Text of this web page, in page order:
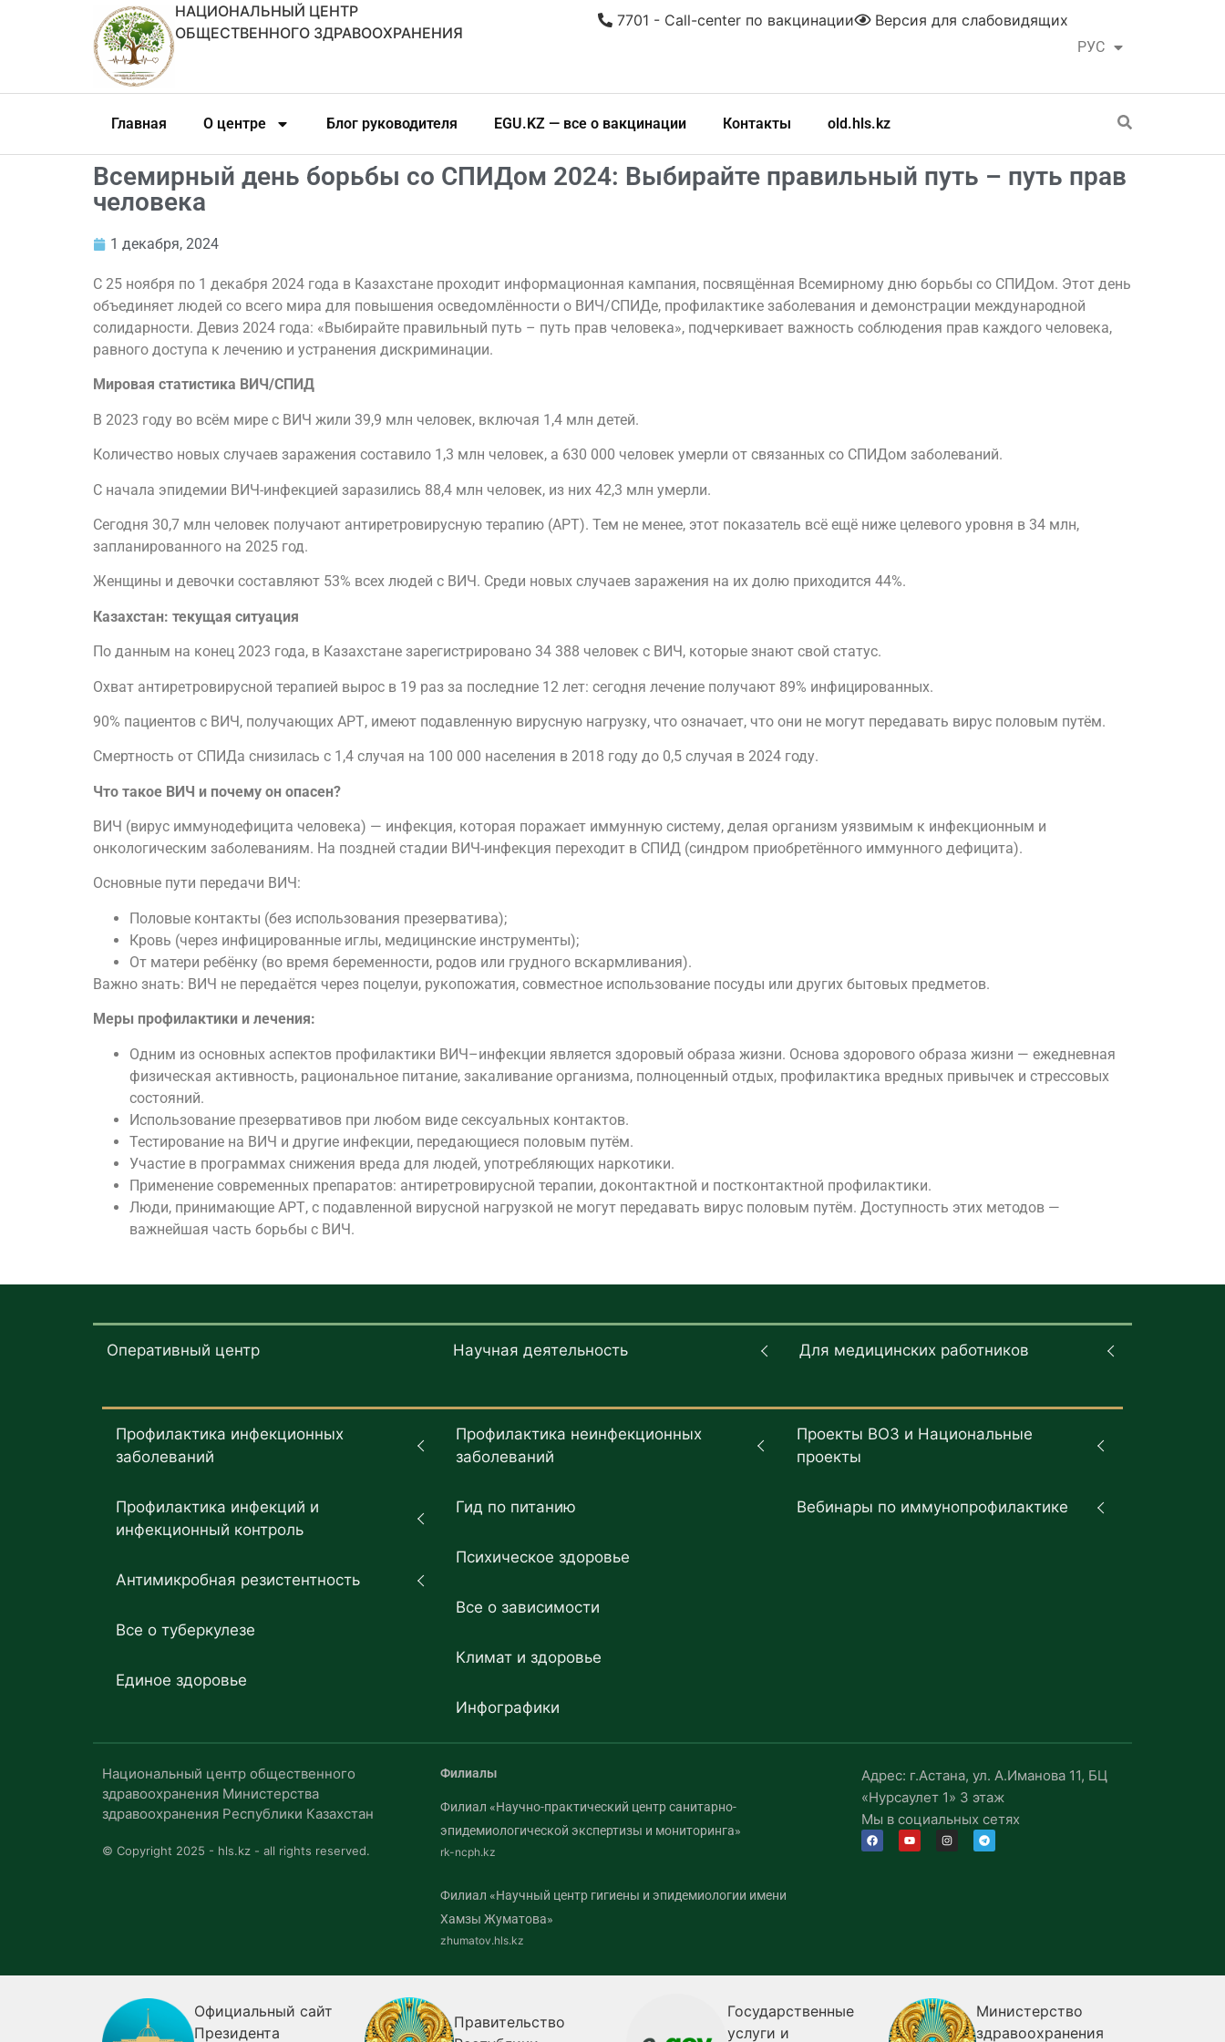
НАЦИОНАЛЬНЫЙ ЦЕНТР
ОБЩЕСТВЕННОГО ЗДРАВООХРАНЕНИЯ
РУС
ҚАЗ
Версия для слабовидящих
7701 - Call-center по вакцинации
Главная О центре Блог руководителя EGU.KZ — все о вакцинации Контакты old.hls.kz
Всемирный день борьбы со СПИДом 2024: Выбирайте правильный путь – путь прав
человека
1 декабря, 2024
С 25 ноября по 1 декабря 2024 года в Казахстане проходит информационная кампания, посвящённая Всемирному дню борьбы со СПИДом. Этот день
объединяет людей со всего мира для повышения осведомлённости о ВИЧ/СПИДе, профилактике заболевания и демонстрации международной
солидарности. Девиз 2024 года: «Выбирайте правильный путь – путь прав человека», подчеркивает важность соблюдения прав каждого человека,
равного доступа к лечению и устранения дискриминации.
Мировая статистика ВИЧ/СПИД
В 2023 году во всём мире с ВИЧ жили 39,9 млн человек, включая 1,4 млн детей.
Количество новых случаев заражения составило 1,3 млн человек, а 630 000 человек умерли от связанных со СПИДом заболеваний.
С начала эпидемии ВИЧ-инфекцией заразились 88,4 млн человек, из них 42,3 млн умерли.
Сегодня 30,7 млн человек получают антиретровирусную терапию (АРТ). Тем не менее, этот показатель всё ещё ниже целевого уровня в 34 млн,
запланированного на 2025 год.
Женщины и девочки составляют 53% всех людей с ВИЧ. Среди новых случаев заражения на их долю приходится 44%.
Казахстан: текущая ситуация
По данным на конец 2023 года, в Казахстане зарегистрировано 34 388 человек с ВИЧ, которые знают свой статус.
Охват антиретровирусной терапией вырос в 19 раз за последние 12 лет: сегодня лечение получают 89% инфицированных.
90% пациентов с ВИЧ, получающих АРТ, имеют подавленную вирусную нагрузку, что означает, что они не могут передавать вирус половым путём.
Смертность от СПИДа снизилась с 1,4 случая на 100 000 населения в 2018 году до 0,5 случая в 2024 году.
Что такое ВИЧ и почему он опасен?
ВИЧ (вирус иммунодефицита человека) — инфекция, которая поражает иммунную систему, делая организм уязвимым к инфекционным и
онкологическим заболеваниям. На поздней стадии ВИЧ-инфекция переходит в СПИД (синдром приобретённого иммунного дефицита).
Основные пути передачи ВИЧ:
Половые контакты (без использования презерватива);
Кровь (через инфицированные иглы, медицинские инструменты);
От матери ребёнку (во время беременности, родов или грудного вскармливания).
Важно знать: ВИЧ не передаётся через поцелуи, рукопожатия, совместное использование посуды или других бытовых предметов.
Меры профилактики и лечения:
Одним из основных аспектов профилактики ВИЧ–инфекции является здоровый образа жизни. Основа здорового образа жизни — ежедневная
физическая активность, рациональное питание, закаливание организма, полноценный отдых, профилактика вредных привычек и стрессовых
состояний.
Использование презервативов при любом виде сексуальных контактов.
Тестирование на ВИЧ и другие инфекции, передающиеся половым путём.
Участие в программах снижения вреда для людей, употребляющих наркотики.
Применение современных препаратов: антиретровирусной терапии, доконтактной и постконтактной профилактики.
Люди, принимающие АРТ, с подавленной вирусной нагрузкой не могут передавать вирус половым путём. Доступность этих методов —
важнейшая часть борьбы с ВИЧ.
Оперативный центр Научная деятельность Для медицинских работников
Профилактика инфекционных
заболеваний
Профилактика инфекций и
инфекционный контроль
Антимикробная резистентность
Все о туберкулезе
Единое здоровье
Профилактика неинфекционных
заболеваний
Гид по питанию
Психическое здоровье
Все о зависимости
Климат и здоровье
Инфографики
Проекты ВОЗ и Национальные
проекты
Вебинары по иммунопрофилактике
Национальный центр общественного
здравоохранения Министерства
здравоохранения Республики Казахстан
© Copyright 2025 - hls.kz - all rights reserved.
Филиалы
Филиал «Научно-практический центр санитарно-
эпидемиологической экспертизы и мониторинга»
rk-ncph.kz
Филиал «Научный центр гигиены и эпидемиологии имени
Хамзы Жуматова»
zhumatov.hls.kz
Адрес: г.Астана, ул. А.Иманова 11, БЦ
«Нурсаулет 1» 3 этаж
Мы в социальных сетях
Официальный сайт
Президента
Правительство
Государственные
услуги и
Министерство
здравоохранения